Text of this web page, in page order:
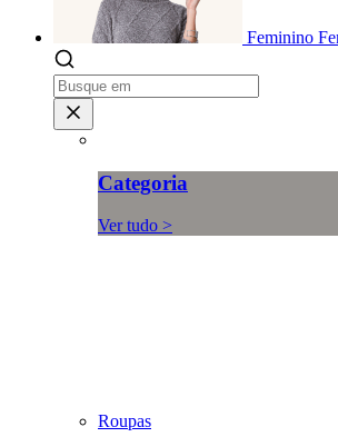
Feminino
Categoria
Ver tudo >
Roupas